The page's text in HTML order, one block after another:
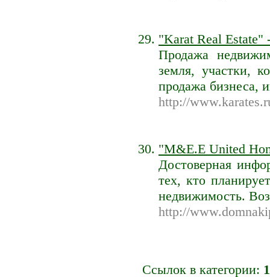
"Karat Real Estate"
Продажа
земля, участки,
продажа бизнеса,
http://
"M&E.E United
Достоверная
тех, кто
недвижимость.
http://
Ссылок в категории: